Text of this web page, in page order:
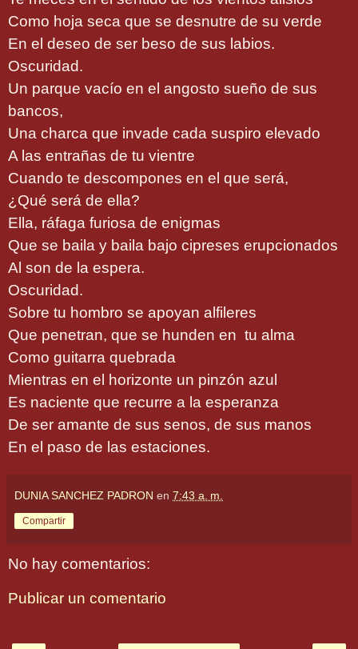
Como hoja seca que se desnutre de su verde
En el deseo de ser beso de sus labios.
Oscuridad.
Un parque vacío en el angosto sueño de sus
bancos,
Una charca que invade cada suspiro elevado
A las entrañas de tu vientre
Cuando te descompones en el que será,
¿Qué será de ella?
Ella, ráfaga furiosa de enigmas
Que se baila y baila bajo cipreses erupcionados
Al son de la espera.
Oscuridad.
Sobre tu hombro se apoyan alfileres
Que penetran, que se hunden en tu alma
Como guitarra quebrada
Mientras en el horizonte un pinzón azul
Es naciente que recurre a la esperanza
De ser amante de sus senos, de sus manos
En el paso de las estaciones.
DUNIA SANCHEZ PADRON en 7:43 a. m.
Compartir
No hay comentarios:
Publicar un comentario